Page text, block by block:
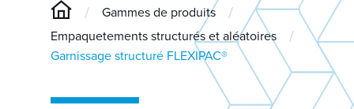
/ Gammes de produits /
Empaquetements structurés et aléatoires /
Garnissage structuré FLEXIPAC®